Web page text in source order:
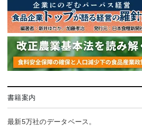
書籍案内
最新5万社のデータベース。